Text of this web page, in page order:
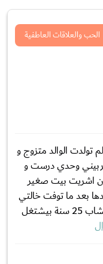
الحب والعلاقات العاطفية
من لم تولدت الوالد متزوج و
وحدي درست و
اشريت بيت صغير
بعد ما توفت خالتي
المريضة المشكلة اني تعرفت من شهرين بشاب 25 سنة بيشتغل